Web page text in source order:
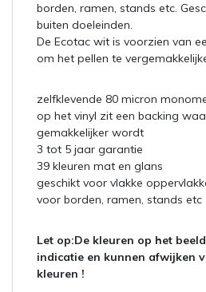
borden, ramen, stands etc.
buiten doeleinden.
De Ecotac wit is voorzien van
om het pellen te
zelfklevende 80 micron
op het vinyl zit een backing
gemakkelijker wordt
3 tot 5 jaar garantie
39 kleuren mat en glans
geschikt voor vlakke
voor borden, ramen, stands etc
Let op:De kleuren op het
indicatie en kunnen afwijken
kleuren !